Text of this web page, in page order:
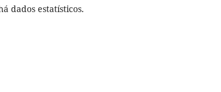
dados estatísticos.